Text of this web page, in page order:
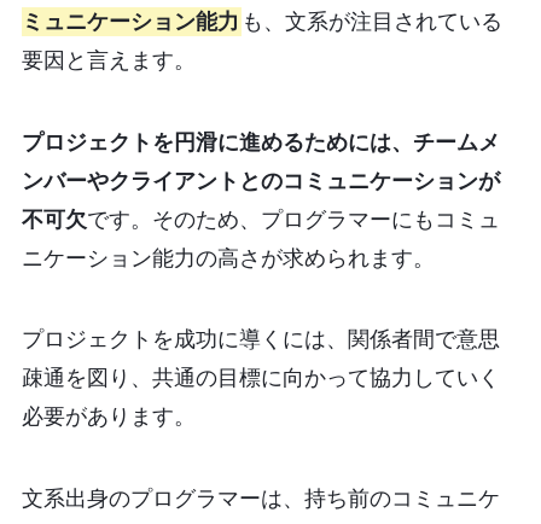
ミュニケーション能力 も、文系が注目されている
要因と言えます。
プロジェクトを円滑に進めるためには、チームメ
ンバーやクライアントとのコミュニケーションが
不可欠です。そのため、プログラマーにもコミュ
ニケーション能力の高さが求められます。
プロジェクトを成功に導くには、関係者間で意思
疎通を図り、共通の目標に向かって協力していく
必要があります。
文系出身のプログラマーは、持ち前のコミュニケ